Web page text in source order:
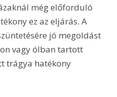
még előforduló
ez az eljárás. A
jó megoldást
vagy ólban tartott
trágya hatékony